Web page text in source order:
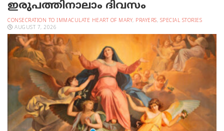
ഇരുപത്തിനാലാം ദിവസം
CONSECRATION TO IMMACULATE HEART OF MARY, PRAYERS, SPECIAL STORIES
AUGUST 7, 2026